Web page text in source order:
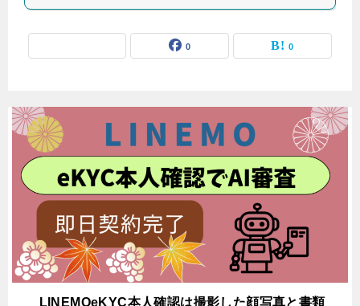
0 0
LINEMOeKYC本人確認は撮影した顔写真と書類